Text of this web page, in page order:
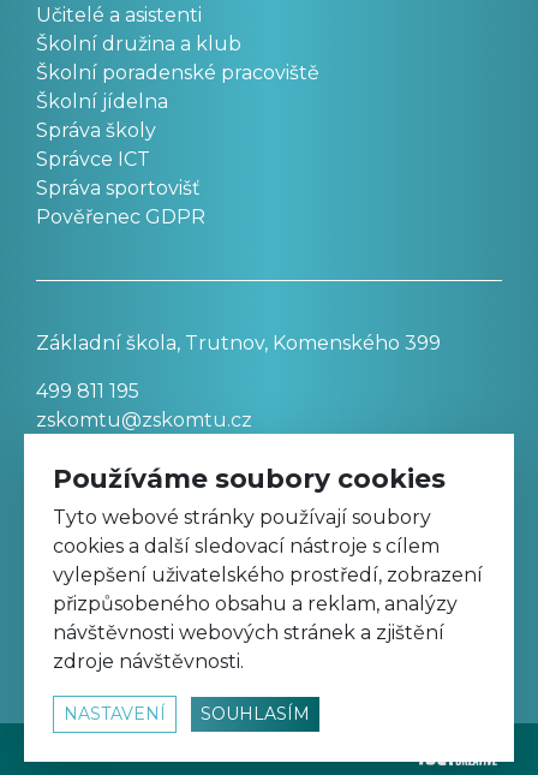
Učitelé a asistenti
Školní družina a klub
Školní poradenské pracoviště
Školní jídelna
Správa školy
Správce ICT
Správa sportovišť
Pověřenec GDPR
Základní škola, Trutnov, Komenského 399
499 811 195
zskomtu@zskomtu.cz
Prohlášení o přístupnosti stránek
Nastavení cookies
Sledujte nás na Facebooku
Používáme soubory cookies
Tyto webové stránky používají soubory
cookies a další sledovací nástroje s cílem
vylepšení uživatelského prostředí, zobrazení
přizpůsobeného obsahu a reklam, analýzy
návštěvnosti webových stránek a zjištění
zdroje návštěvnosti.
NASTAVENÍ SOUHLASÍM